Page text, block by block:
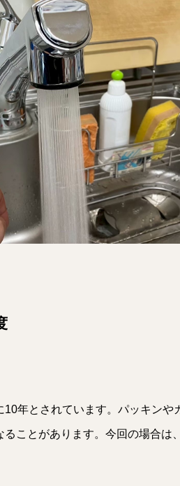
10年とされています。パッキン
ことがあります。今回の場合